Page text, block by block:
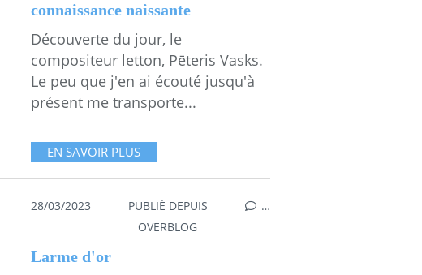
connaissance naissante
Découverte du jour, le
compositeur letton, Pēteris Vasks.
Le peu que j'en ai écouté jusqu'à
présent me transporte...
EN SAVOIR PLUS
EPURE TENDRESSE CHAMBRE D'ENFANT
28/03/2023
PUBLIÉ DEPUIS
OVERBLOG
…
Larme d'or